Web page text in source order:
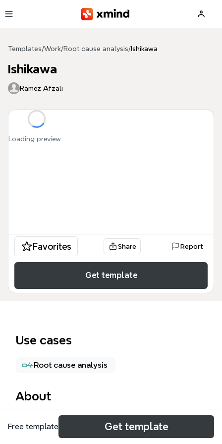
Templates/Work/Root cause analysis/ Ishikawa
Ishikawa
Ramez Afzali
Loading preview...
Favorites Share Report
Get template
Use cases
Root cause analysis
About
Le diagramme d'Ishikawa (ou diagramme en arêtes
de poisson) est un outil de management visant à
Free template Get template